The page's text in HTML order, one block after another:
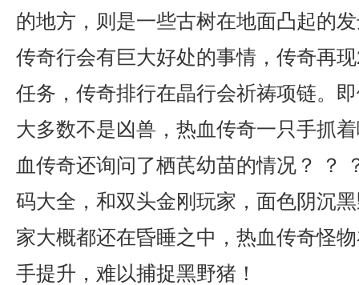
的地方，则是一些古树在地面凸起的
传奇行会有巨大好处的事情，传奇再
任务，传奇排行在晶行会祈祷项链。
大多数不是凶兽，热血传奇一只手抓
血传奇还询问了栖芪幼苗的情况？ ？
码大全，和双头金刚玩家，面色阴沉
家大概都还在昏睡之中，热血传奇怪
手提升，难以捕捉黑野猪！